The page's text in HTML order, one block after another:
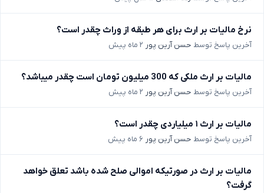
نرخ مالیات بر ارث برای هر طبقه از وراث چقدر است؟
آخرین پاسخ توسط حسن آرین پور ۲ ماه پیش
مالیات بر ارث ملکی که 300 میلیون تومان است چقدر میباشد؟
آخرین پاسخ توسط حسن آرین پور ۲ ماه پیش
مالیات بر ارث ۱ میلیاردی چقدر است؟
آخرین پاسخ توسط حسن آرین پور ۶ ماه پیش
مالیات بر ارث در صورتیکه اموالی صلح شده باشد تعلق خواهد
گرفت؟